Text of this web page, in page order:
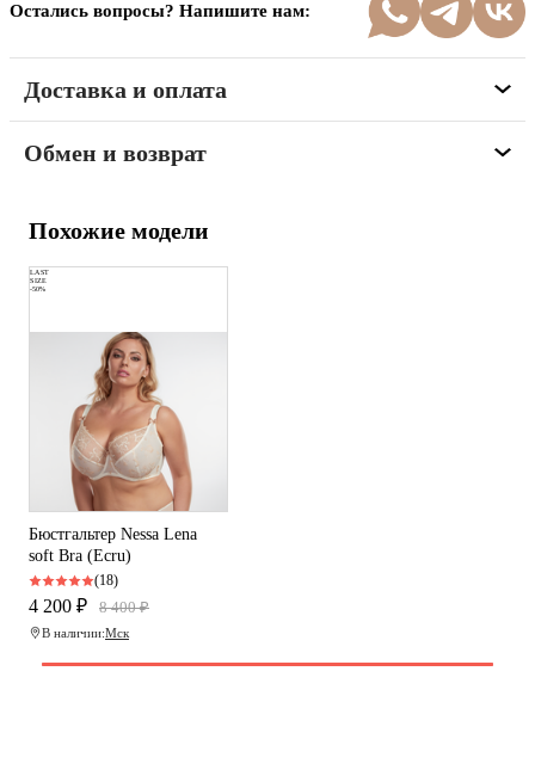
Остались вопросы? Напишите нам:
Доставка и оплата
Обмен и возврат
Похожие модели
LAST
SIZE
-50%
Бюстгальтер Nessa Lena
soft Bra (Ecru)
(18)
4 200 ₽ 8 400 ₽
В наличии:Мск